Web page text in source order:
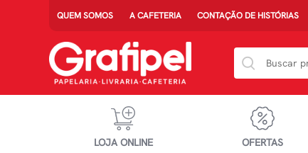
QUEM SOMOS A CAFETERIA CONTAÇÃO DE HISTÓRIAS
LOJA ONLINE OFERTAS